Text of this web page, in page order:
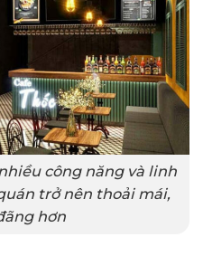
công năng và linh
trở nên thoải mái,
hơn